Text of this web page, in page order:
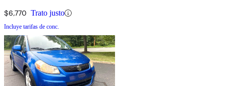
$6,770 Trato justo
Incluye tarifas de conc.